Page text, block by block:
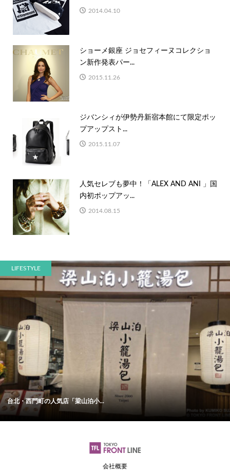
2014.04.10
ショーメ銀座 ジョセフィーヌコレクショ
ン新作発表パー...
2015.11.26
ジバンシィが伊勢丹新宿本館にて限定ポッ
プアップスト...
2015.11.07
人気セレブも夢中！「ALEX AND ANI 」国
内初ポップアッ...
2014.08.15
LIFESTYLE
台北・西門町の人気店「梁山泊小...
会社概要